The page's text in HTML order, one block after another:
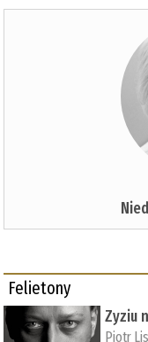
Felietony
Zyziu
Piotr